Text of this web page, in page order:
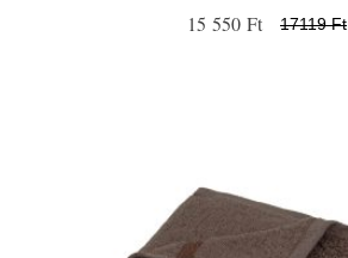
15 550 Ft 17119 Ft